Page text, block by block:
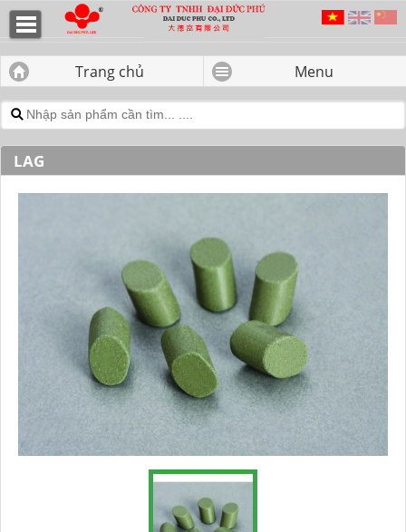
LAG - CÔNG TY TNHH ĐẠI ĐỨC
PHÚ
Trang chủ Menu
LAG